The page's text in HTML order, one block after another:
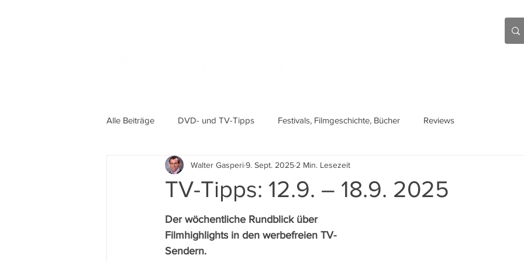
Alle Beiträge DVD- und TV-Tipps Festivals, Filmgeschichte, Bücher Reviews
TV-Tipps: 12.9. – 18.9. 2025
Walter Gasperi9. Sept. 2025 2 Min. Lesezeit
Der wöchentliche Rundblick über
Filmhighlights in den werbefreien TV-
Sendern.